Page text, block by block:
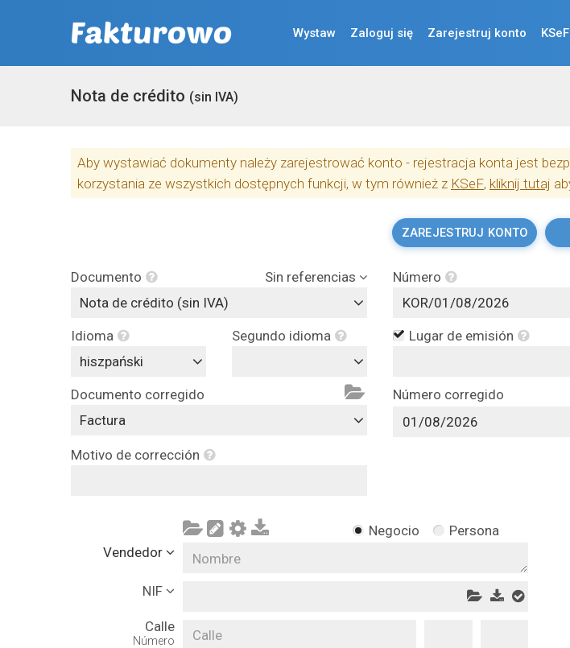
Wystaw Zaloguj się Zarejestruj konto KSeF
Nota de crédito (sin IVA)
Aby wystawiać dokumenty należy zarejestrować konto - rejestracja konta jest
korzystania ze wszystkich dostępnych funkcji, w tym również z KSeF, kliknij tutaj
ZAREJESTRUJ KONTO
Documento
Sin referencias
Nota de crédito (sin IVA)
Número
Idioma
hiszpański
Segundo idioma Lugar de emisión
Documento corregido
Factura
Número corregido
Motivo de corrección
Negocio
Persona
Vendedor
NIF
Calle
Número